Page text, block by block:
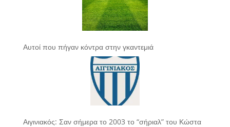
Αυτοί που πήγαν κόντρα στην γκαντεμιά
Αιγινιακός: Σαν σήμερα το 2003 το “σήριαλ” του Κώστα